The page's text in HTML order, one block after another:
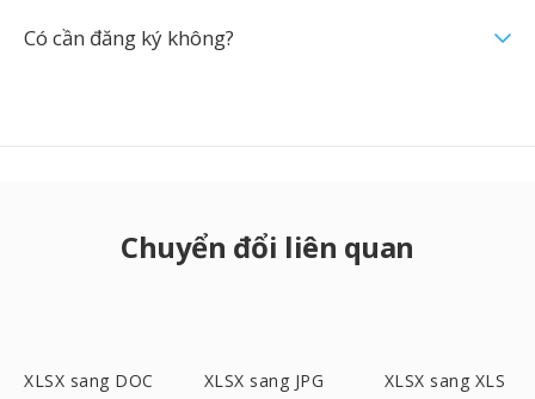
Có cần đăng ký không?
Chuyển đổi liên quan
XLSX sang DOC XLSX sang JPG XLSX sang XLS